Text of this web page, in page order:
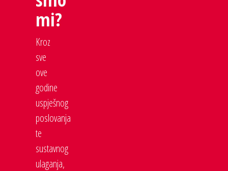
mi?
Kroz
sve
ove
godine
uspješnog
poslovanja
te
sustavnog
ulaganja,